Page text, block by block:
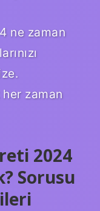
ne zaman
zaman
2024
Sorusu